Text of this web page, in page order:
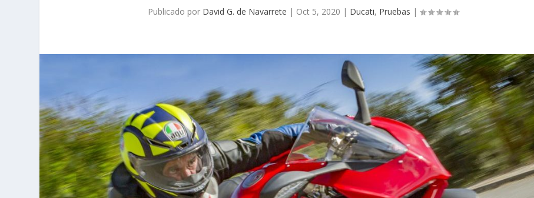
Publicado por David G. de Navarrete | Oct 5, 2020 | Ducati, Pruebas |